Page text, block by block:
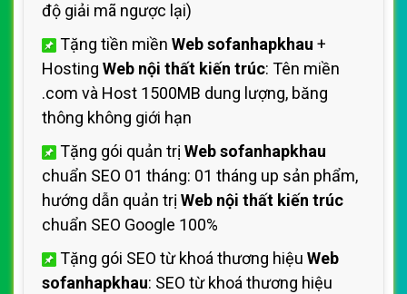
độ giải mã ngược lại)
Tặng tiền miền Web sofanhapkhau +
Hosting Web nội thất kiến trúc: Tên miền
.com và Host 1500MB dung lượng, băng
thông không giới hạn
Tặng gói quản trị Web sofanhapkhau
chuẩn SEO 01 tháng: 01 tháng up sản phẩm,
hướng dẫn quản trị Web nội thất kiến trúc
chuẩn SEO Google 100%
Tặng gói SEO từ khoá thương hiệu Web
sofanhapkhau: SEO từ khoá thương hiệu